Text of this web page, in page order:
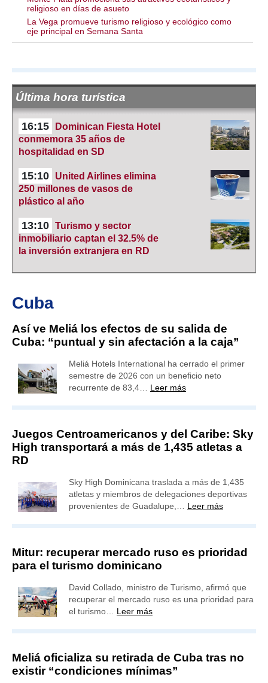
religioso en días de asueto
La Vega promueve turismo religioso y ecológico como
eje principal en Semana Santa
Última hora turística
16:15
Dominican Fiesta Hotel
conmemora 35 años de
hospitalidad en SD
15:10
United Airlines elimina
250 millones de vasos de
plástico al año
13:10 Turismo y sector
inmobiliario captan el 32.5% de
la inversión extranjera en RD
Cuba
Así ve Meliá los efectos de su salida de
Cuba: “puntual y sin afectación a la caja”
Meliá Hotels International ha cerrado el primer
semestre de 2026 con un beneficio neto
recurrente de 83,4… Leer más
Juegos Centroamericanos y del Caribe: Sky
High transportará a más de 1,435 atletas a
RD
Sky High Dominicana traslada a más de 1,435
atletas y miembros de delegaciones deportivas
provenientes de Guadalupe,… Leer más
Mitur: recuperar mercado ruso es prioridad
para el turismo dominicano
David Collado, ministro de Turismo, afirmó que
recuperar el mercado ruso es una prioridad para
el turismo… Leer más
Meliá oficializa su retirada de Cuba tras no
existir “condiciones mínimas”